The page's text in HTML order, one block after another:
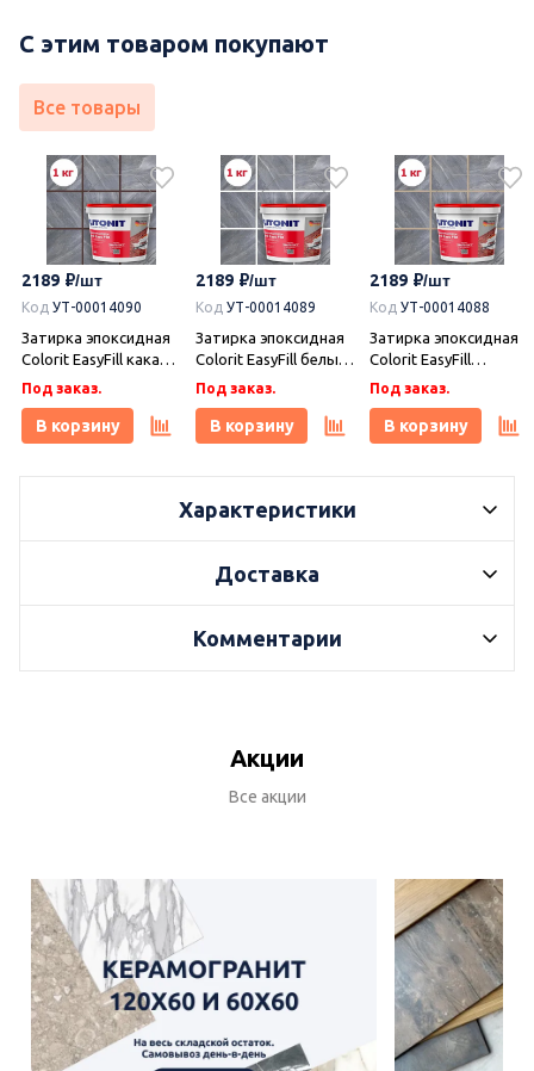
С этим товаром покупают
Все товары
2189
Код УТ-00014090
Затирка эпоксидная
Colorit EasyFill какао 1
кг, Плитонит
Под заказ.
В корзину
2189
Код УТ-00014089
Затирка эпоксидная
Colorit EasyFill белый
1 кг, Плитонит
Под заказ.
В корзину
2189
Код УТ-00014088
Затирка эпоксидная
Colorit EasyFill
бежевый 1 кг,
Плитонит
Под заказ.
В корзину
Характеристики
Доставка
Комментарии
Акции
Все акции